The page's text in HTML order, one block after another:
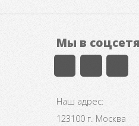
Мы в
Наш адрес:
123100 г. Москва